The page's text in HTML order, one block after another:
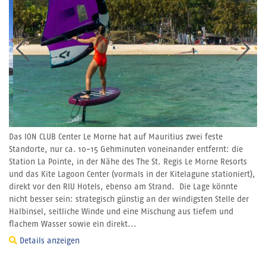
Das ION CLUB Center Le Morne hat auf Mauritius zwei feste
Standorte, nur ca. 10-15 Gehminuten voneinander entfernt: die
Station La Pointe, in der Nähe des The St. Regis Le Morne Resorts
und das Kite Lagoon Center (vormals in der Kitelagune stationiert),
direkt vor den RIU Hotels, ebenso am Strand. Die Lage könnte
nicht besser sein: strategisch günstig an der windigsten Stelle der
Halbinsel, seitliche Winde und eine Mischung aus tiefem und
flachem Wasser sowie ein direkt...
Details anzeigen